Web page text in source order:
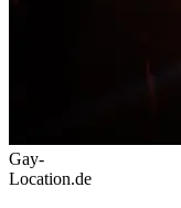
Gay-
Location.de